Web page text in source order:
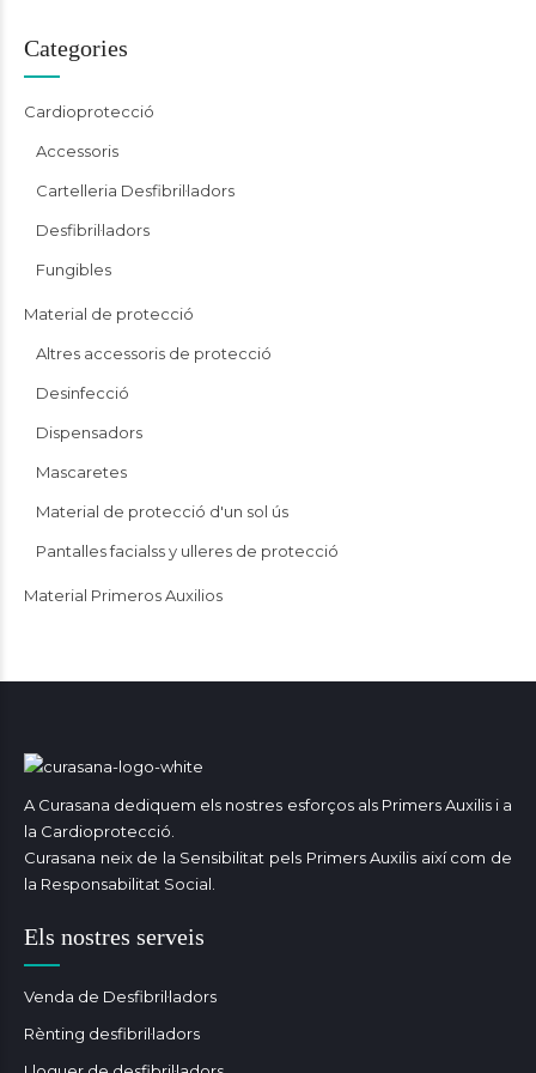
Categories
Cardioprotecció
Accessoris
Cartelleria Desfibril·ladors
Desfibril·ladors
Fungibles
Material de protecció
Altres accessoris de protecció
Desinfecció
Dispensadors
Mascaretes
Material de protecció d'un sol ús
Pantalles facialss y ulleres de protecció
Material Primeros Auxilios
A Curasana dediquem els nostres esforços als Primers Auxilis i a
la Cardioprotecció.
Curasana neix de la Sensibilitat pels Primers Auxilis així com de
la Responsabilitat Social.
Els nostres serveis
Venda de Desfibril·ladors
Rènting desfibril·ladors